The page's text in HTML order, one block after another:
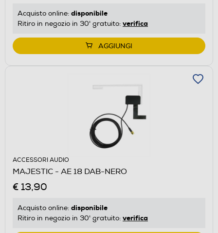
Acquisto online: disponibile
Ritiro in negozio in 30' gratuito: verifica
AGGIUNGI
ACCESSORI AUDIO
MAJESTIC - AE 18 DAB-NERO
€ 13,90
Acquisto online: disponibile
Ritiro in negozio in 30' gratuito: verifica